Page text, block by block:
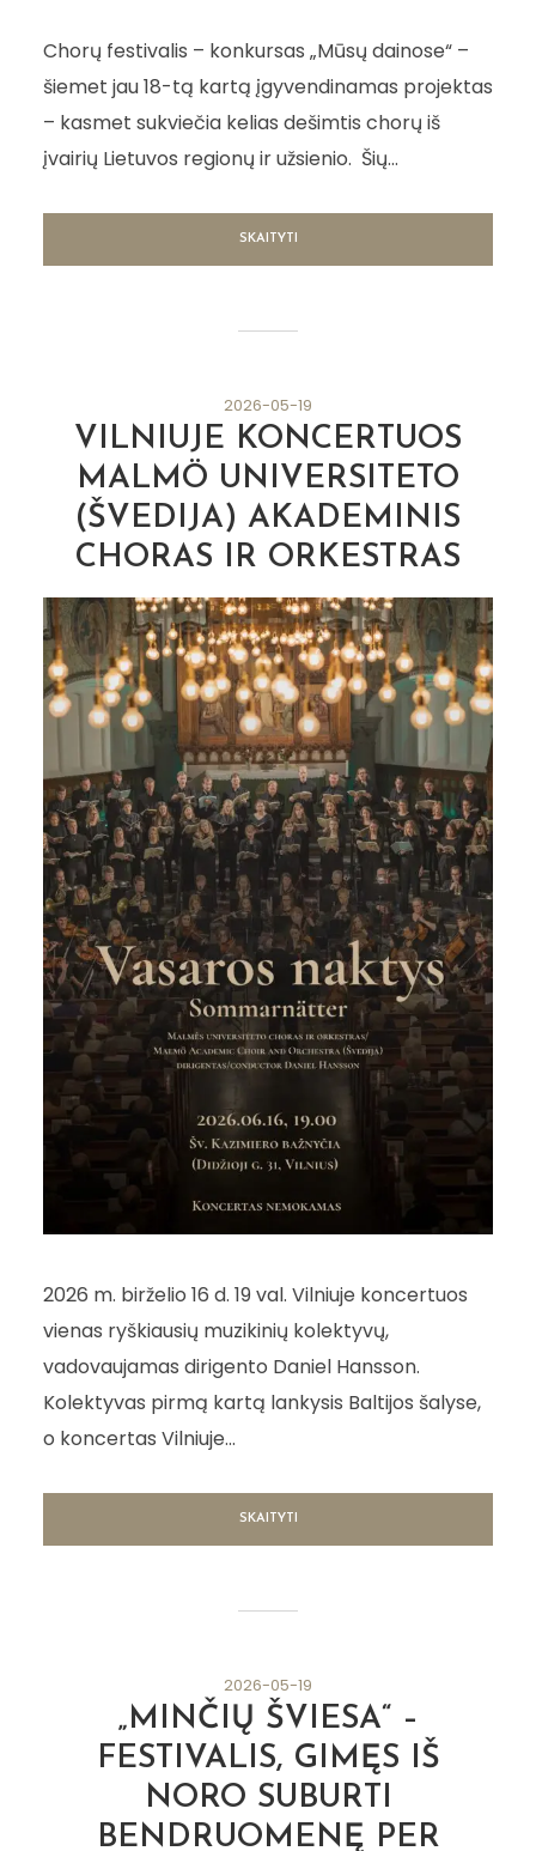
Chorų festivalis – konkursas „Mūsų dainose“ –
šiemet jau 18-tą kartą įgyvendinamas projektas
– kasmet sukviečia kelias dešimtis chorų iš
įvairių Lietuvos regionų ir užsienio. Šių...
SKAITYTI
2026-05-19
VILNIUJE KONCERTUOS
MALMÖ UNIVERSITETO
(ŠVEDIJA) AKADEMINIS
CHORAS IR ORKESTRAS
2026 m. birželio 16 d. 19 val. Vilniuje koncertuos
vienas ryškiausių muzikinių kolektyvų,
vadovaujamas dirigento Daniel Hansson.
Kolektyvas pirmą kartą lankysis Baltijos šalyse,
o koncertas Vilniuje...
SKAITYTI
2026-05-19
„MINČIŲ ŠVIESA“ –
FESTIVALIS, GIMĘS IŠ
NORO SUBURTI
BENDRUOMENĘ PER